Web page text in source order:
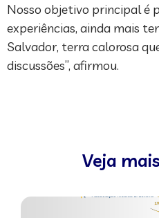
Nosso objetivo principal é
experiências, ainda mais
Salvador, terra calorosa
discussões”, afirmou.
Veja